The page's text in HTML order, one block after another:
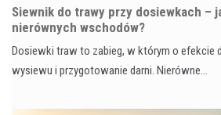
Siewnik do trawy przy dosiewkach –
nierównych wschodów?
Dosiewki traw to zabieg, w którym o efekcie
wysiewu i przygotowanie darni. Nierówne…